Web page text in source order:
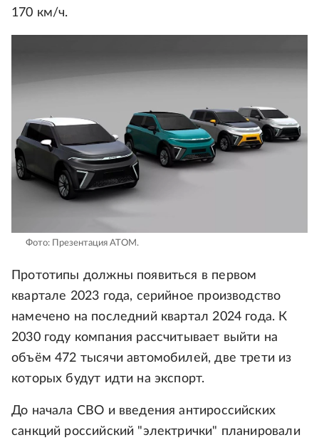
170 км/ч.
Фото: Презентация АТОМ.
Прототипы должны появиться в первом
квартале 2023 года, серийное производство
намечено на последний квартал 2024 года. К
2030 году компания рассчитывает выйти на
объём 472 тысячи автомобилей, две трети из
которых будут идти на экспорт.
До начала СВО и введения антироссийских
санкций российский "электрички" планировали